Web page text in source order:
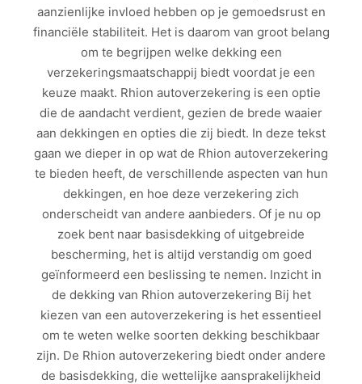
aanzienlijke invloed hebben op je gemoedsrust en
financiële stabiliteit. Het is daarom van groot belang
om te begrijpen welke dekking een
verzekeringsmaatschappij biedt voordat je een
keuze maakt. Rhion autoverzekering is een optie
die de aandacht verdient, gezien de brede waaier
aan dekkingen en opties die zij biedt. In deze tekst
gaan we dieper in op wat de Rhion autoverzekering
te bieden heeft, de verschillende aspecten van hun
dekkingen, en hoe deze verzekering zich
onderscheidt van andere aanbieders. Of je nu op
zoek bent naar basisdekking of uitgebreide
bescherming, het is altijd verstandig om goed
geïnformeerd een beslissing te nemen. Inzicht in
de dekking van Rhion autoverzekering Bij het
kiezen van een autoverzekering is het essentieel
om te weten welke soorten dekking beschikbaar
zijn. De Rhion autoverzekering biedt onder andere
de basisdekking, die wettelijke aansprakelijkheid